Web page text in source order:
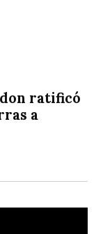
ratificó
a